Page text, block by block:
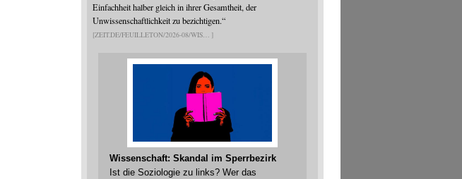
Einfachheit halber gleich in ihrer Gesamtheit, der
Unwissenschaftlichkeit zu bezichtigen.“
ZEIT.DE/FEUILLETON/2026-08/WIS
Wissenschaft: Skandal im Sperrbezirk
Ist die Soziologie zu links? Wer das